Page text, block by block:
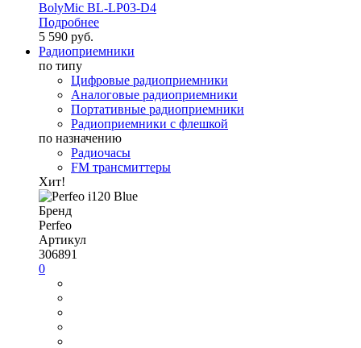
BolyMic BL-LP03-D4
Подробнее
5 590 руб.
Радиоприемники
по типу
Цифровые радиоприемники
Аналоговые радиоприемники
Портативные радиоприемники
Радиоприемники с флешкой
по назначению
Радиочасы
FM трансмиттеры
Хит!
Бренд
Perfeo
Артикул
306891
0